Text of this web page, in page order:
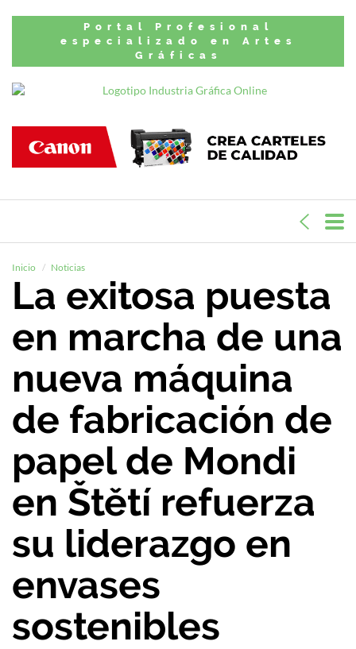
Portal Profesional
especializado en Artes
Gráficas
Inicio Noticias
La exitosa puesta
en marcha de una
nueva máquina
de fabricación de
papel de Mondi
en Štětí refuerza
su liderazgo en
envases
sostenibles